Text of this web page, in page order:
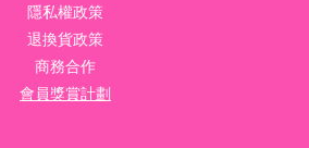
隱私權政策
退換貨政策
商務合作
會員獎賞計劃